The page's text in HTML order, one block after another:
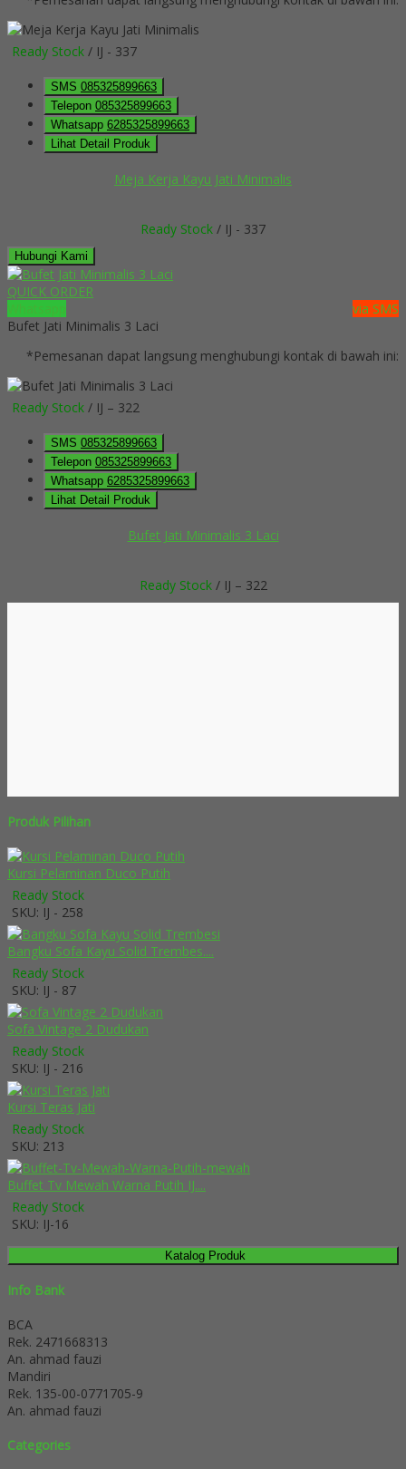
Ready Stock / IJ - 337
SMS 085325899663
Telepon 085325899663
Whatsapp 6285325899663
Lihat Detail Produk
Meja Kerja Kayu Jati Minimalis
Ready Stock / IJ - 337
Hubungi Kami
QUICK ORDER
via SMS
Bufet Jati Minimalis 3 Laci
*Pemesanan dapat langsung menghubungi kontak di bawah ini:
Ready Stock / IJ – 322
SMS 085325899663
Telepon 085325899663
Whatsapp 6285325899663
Lihat Detail Produk
Bufet Jati Minimalis 3 Laci
Ready Stock/ IJ – 322
Produk Pilihan
Kursi Pelaminan Duco Putih
Ready Stock
SKU: IJ - 258
Bangku Sofa Kayu Solid Trembes....
Ready Stock
SKU: IJ - 87
Sofa Vintage 2 Dudukan
Ready Stock
SKU: IJ - 216
Kursi Teras Jati
Ready Stock
SKU: 213
Buffet Tv Mewah Warna Putih IJ....
Ready Stock
SKU: IJ-16
Katalog Produk
Info Bank
BCA
Rek. 2471668313
An. ahmad fauzi
Mandiri
Rek. 135-00-0771705-9
An. ahmad fauzi
Categories